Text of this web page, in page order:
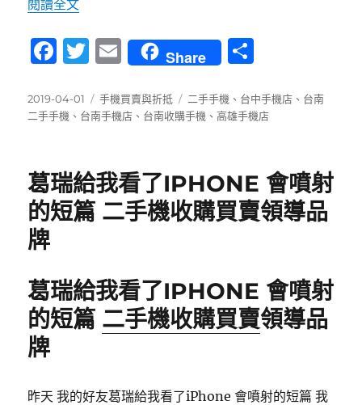
閱讀全文
F
c
e
o
o
k
T
it
te
E
m
ai
l
Share
發
佈
2019-04-01
分
類
手機買賣與折抵
標
籤
二手手機 、 台中手機店 、 台南
二手手機 、 台南手機店 、 台南收購手機 、高雄手機店
葛瑞給我看了IPHONE 會噴射
的短篇 二手機收購買賣領導品
牌
葛瑞給我看了IPHONE 會噴射
的短篇 二手機收購買賣領導品
牌
昨天 我的好友葛瑞給我看了iPhone 會噴射的短篇 我